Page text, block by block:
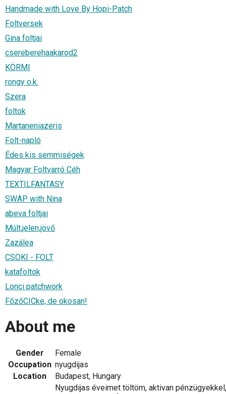
Handmade with Love By Hopi-Patch
Foltversek
Gina foltjai
csereberehaakarod2
KÖRMI
rongy o.k.
Szera
foltok
Martaneniazeris
Folt-napló
Édes kis semmiségek
Magyar Foltvarró Céh
TEXTILFANTASY
SWAP with Nina
abeva foltjai
Múlt,jelen,jövő
Zazálea
CSOKI - FOLT
katafoltok
Lonci patchwork
FőzőCICke, de okosan!
About me
Gender
Female
Occupation nyugdijas
Location
Budapest, Hungary
Nyugdijas éveimet töltöm, aktivan pénzügyekkel,